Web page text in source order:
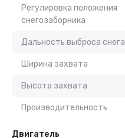
Регулировка положения
снегозаборника
Дальность выброса снега
Ширина захвата
Высота захвата
Производительность
Двигатель